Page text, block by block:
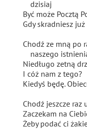
dzisiaj
Być może Pocztą
Gdy skradniesz
Chodź ze mną po
naszego
Niedługo zetną
I cóż nam z tego?
Kiedyś będę.
Chodź jeszcze raz
Zaczekam na
Żeby podać ci